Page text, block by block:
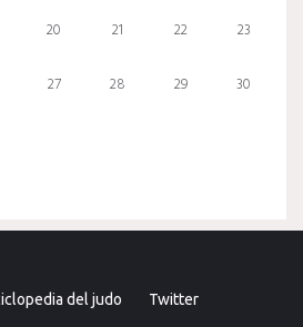
20 21 22 23
27 28 29 30
del judo Twitter